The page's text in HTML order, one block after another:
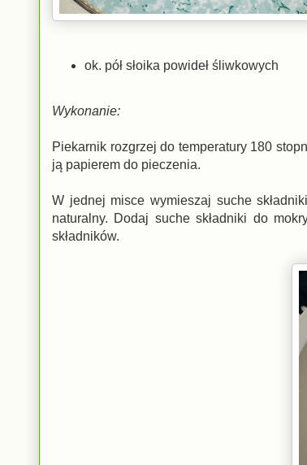
ok. pół słoika powideł śliwkowych
Wykonanie:
Piekarnik rozgrzej do temperatury 180
ją papierem do pieczenia.
W jednej misce wymieszaj suche
naturalny. Dodaj suche składniki do
składników.